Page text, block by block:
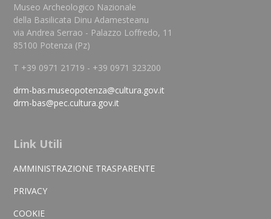
Museo Archeologico Nazionale
della Basilicata Dinu Adamesteanu
via Andrea Serrao - Palazzo Loffredo, 11
85100 Potenza (Pz)
T +39 0971 21719 - +39 0971 323200
drm-bas.museopotenza@cultura.gov.it
drm-bas@pec.cultura.gov.it
Link Utili
AMMINISTRAZIONE TRASPARENTE
PRIVACY
COOKIE